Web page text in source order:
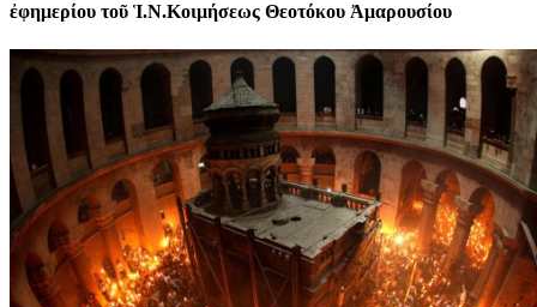
ἐφημερίου τοῦ Ἱ.Ν.Κοιμήσεως Θεοτόκου Ἀμαρουσίου